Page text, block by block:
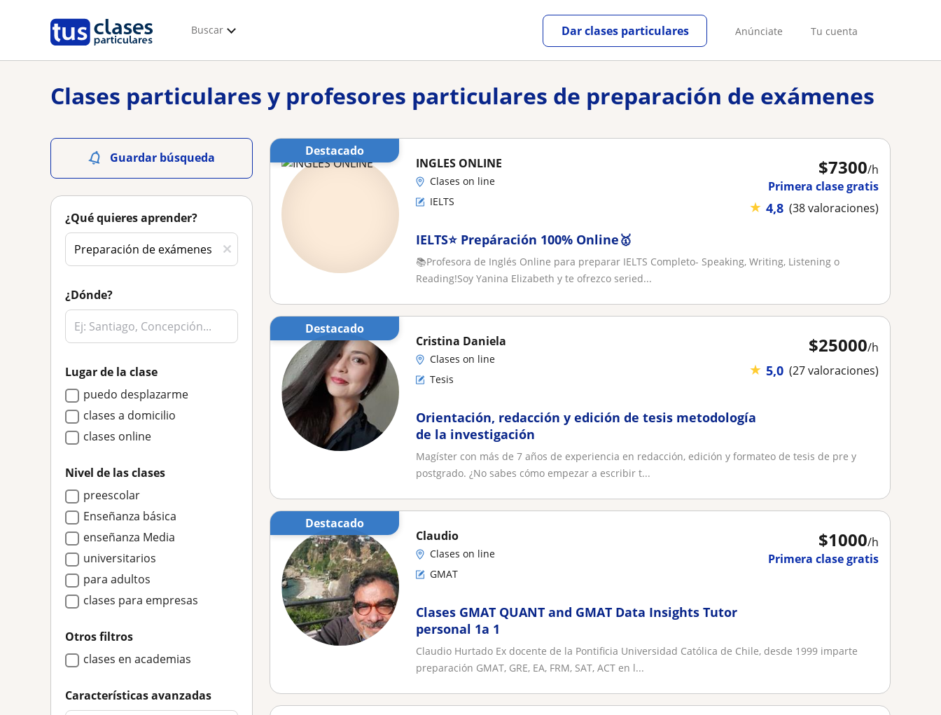
Buscar Anúnciate Tu cuenta
Dar clases particulares
Clases particulares y profesores particulares de preparación de exámenes
Guardar búsqueda
¿Qué quieres aprender?
¿Dónde?
Lugar de la clase
puedo desplazarme
clases a domicilio
clases online
Nivel de las clases
preescolar
Enseñanza básica
enseñanza Media
universitarios
para adultos
clases para empresas
Otros filtros
clases en academias
Características avanzadas
Destacado
$7300/h
Primera clase gratis
★ 4,8 (38 valoraciones)
INGLES ONLINE
Clases on line
IELTS
IELTS⭐ Prepáración 100% Online🥇
📚Profesora de Inglés Online para preparar IELTS Completo- Speaking, Writing, Listening o
Reading!Soy Yanina Elizabeth y te ofrezco seried...
Destacado
$25000/h
★ 5,0 (27 valoraciones)
Cristina Daniela
Clases on line
Tesis
Orientación, redacción y edición de tesis metodología
de la investigación
Magíster con más de 7 años de experiencia en redacción, edición y formateo de tesis de pre y
postgrado. ¿No sabes cómo empezar a escribir t...
Destacado
$1000/h
Primera clase gratis
Claudio
Clases on line
GMAT
Clases GMAT QUANT and GMAT Data Insights Tutor
personal 1a 1
Claudio Hurtado Ex docente de la Pontificia Universidad Católica de Chile, desde 1999 imparte
preparación GMAT, GRE, EA, FRM, SAT, ACT en l...